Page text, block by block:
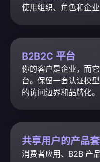
使用组织、角色和企业
B2B2C 平台
你的客户是企业，而
台。保留一套认证模
的访问边界和品牌化。
共享用户的产品
消费者应用、B2B 产